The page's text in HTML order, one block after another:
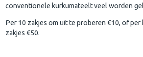
conventionele kurkumateelt veel worden
Per 10 zakjes om uit te proberen €10, of per
zakjes €50.